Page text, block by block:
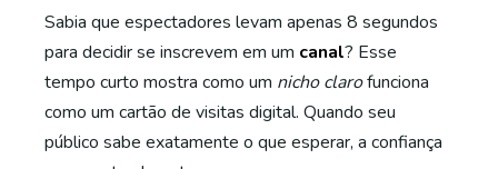
Sabia que espectadores levam apenas 8 segundos
para decidir se inscrevem em um canal? Esse
tempo curto mostra como um nicho clarofunciona
como um cartão de visitas digital. Quando seu
público sabe exatamente o que esperar, a confiança